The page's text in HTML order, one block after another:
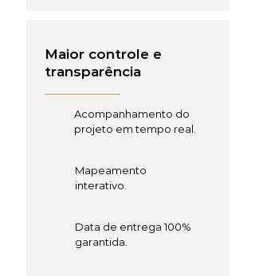
Maior controle e
transparência
Acompanhamento do
projeto em tempo real.
Mapeamento
interativo.
Data de entrega 100%
garantida.